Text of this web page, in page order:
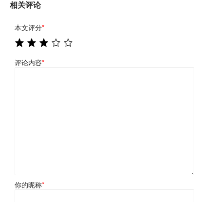
相关评论
本文评分*
评论内容*
你的昵称*